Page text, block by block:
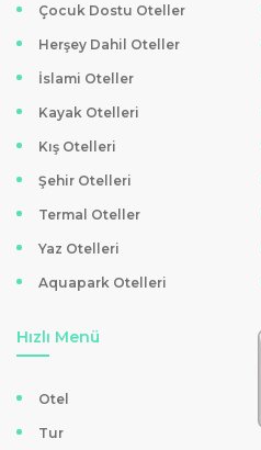
Çocuk Dostu Oteller
Herşey Dahil Oteller
İslami Oteller
Kayak Otelleri
Kış Otelleri
Şehir Otelleri
Termal Oteller
Yaz Otelleri
Aquapark Otelleri
Hızlı Menü
Otel
Tur